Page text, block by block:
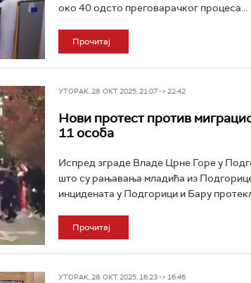
око 40 одсто преговарачког процеса...
Прочитај
УТОРАК, 28. ОКТ 2025, 21:07 -> 22:42
Нови протест против
11 особа
Испред зграде Владе Црне Горе у
што су рањавања младића из
инцидената у Подгорици и Бару
Прочитај
УТОРАК, 28. ОКТ 2025, 16:23 -> 16:46